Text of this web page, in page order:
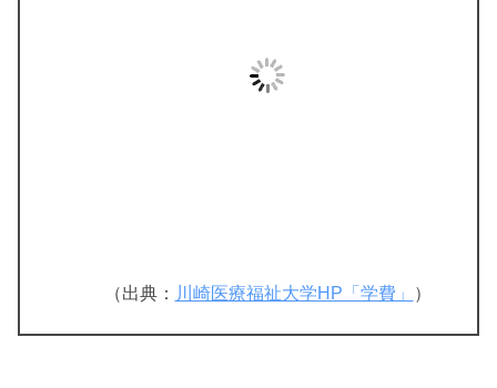
（出典： 川崎医療福祉大学HP「学費」 ）